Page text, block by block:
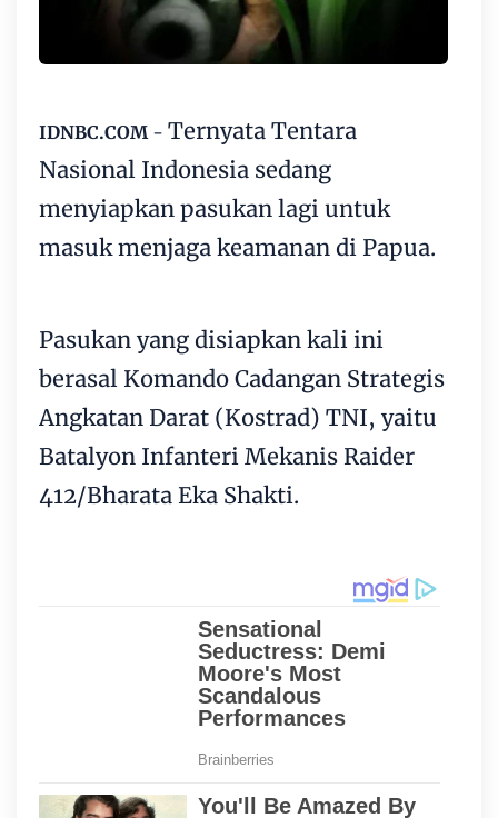
IDNBC.COM - Ternyata Tentara
Nasional Indonesia sedang
menyiapkan pasukan lagi untuk
masuk menjaga keamanan di Papua.
Pasukan yang disiapkan kali ini
berasal Komando Cadangan Strategis
Angkatan Darat (Kostrad) TNI, yaitu
Batalyon Infanteri Mekanis Raider
412/Bharata Eka Shakti.